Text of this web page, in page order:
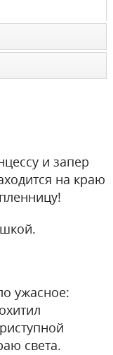
и запер
на краю
ужасное:
света.